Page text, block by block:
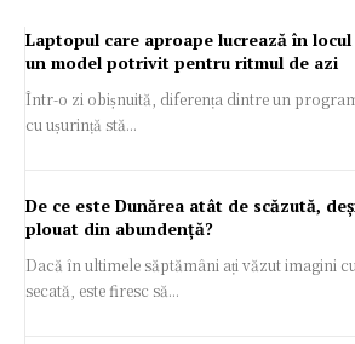
Laptopul care aproape lucrează în
un model potrivit pentru ritmul de azi
Într-o zi obișnuită, diferența dintre un
cu ușurință stă...
De ce este Dunărea atât de scăzută,
plouat din abundență?
Dacă în ultimele săptămâni ați văzut imagini
secată, este firesc să...